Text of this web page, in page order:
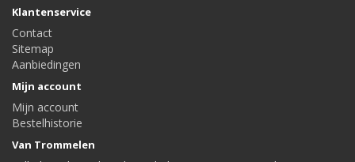
Klantenservice
Contact
Sitemap
Aanbiedingen
Mijn account
Mijn account
Bestelhistorie
Van Trommelen